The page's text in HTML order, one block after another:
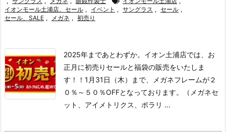
イオンモール土浦店、セール , イベント , サングラス , セール ,
セール、SALE , メガネ , 初売り
2025年まであとわずか。 イオン土浦店では、お
正月に初売りセールと福袋の販売をいたしま
す！！ 1月31日（木）まで、メガネフレームが２
０％～５０％OFFとなっております。（メガネセ
ット、アイメトリクス、ポラリ ...